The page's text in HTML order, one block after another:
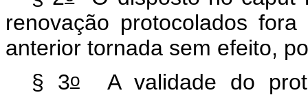
renovação protocolados
anterior tornada sem efeito,
§ 3oA validade do